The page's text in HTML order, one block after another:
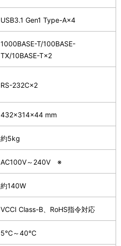
USB3.1 Gen1 Type-A×4
1000BASE-T/100BASE-
TX/10BASE-T×2
RS-232C×2
432×314×44 mm
約5kg
AC100V～240V ※
約140W
VCCI Class-B、RoHS指令対応
5℃～40℃